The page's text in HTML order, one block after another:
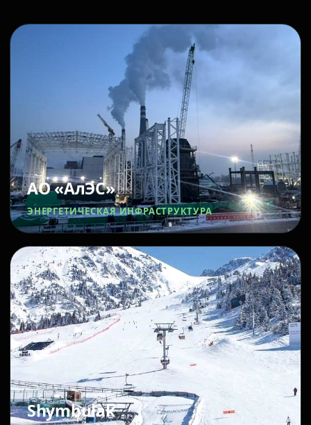
АО «АлЭС»
ЭНЕРГЕТИЧЕСКАЯ ИНФРАСТРУКТУРА
Shymbulak